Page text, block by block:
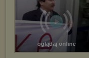
oglądaj online